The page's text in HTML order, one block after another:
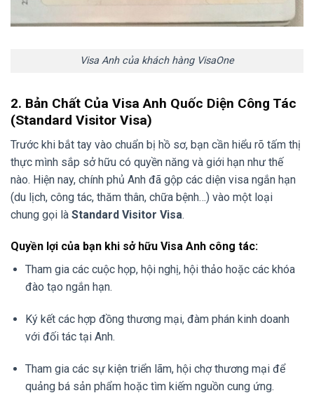
Visa Anh của khách hàng VisaOne
2. Bản Chất Của Visa Anh Quốc Diện Công Tác
(Standard Visitor Visa)
Trước khi bắt tay vào chuẩn bị hồ sơ, bạn cần hiểu rõ tấm thị
thực mình sắp sở hữu có quyền năng và giới hạn như thế
nào. Hiện nay, chính phủ Anh đã gộp các diện visa ngắn hạn
(du lịch, công tác, thăm thân, chữa bệnh…) vào một loại
chung gọi là Standard Visitor Visa.
Quyền lợi của bạn khi sở hữu Visa Anh công tác:
Tham gia các cuộc họp, hội nghị, hội thảo hoặc các khóa
đào tạo ngắn hạn.
Ký kết các hợp đồng thương mại, đàm phán kinh doanh
với đối tác tại Anh.
Tham gia các sự kiện triển lãm, hội chợ thương mại để
quảng bá sản phẩm hoặc tìm kiếm nguồn cung ứng.